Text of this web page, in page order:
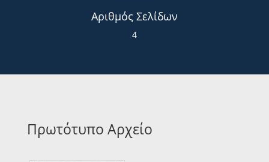
Αριθμός Σελίδων
4
Πρωτότυπο Αρχείο